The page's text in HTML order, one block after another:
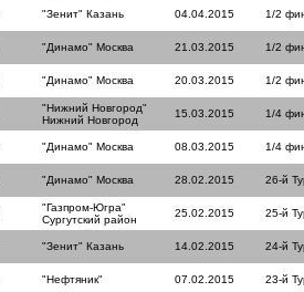
"Зенит" Казань 04.04.2015 1/2
"Динамо" Москва 21.03.2015 1/2
"Динамо" Москва 20.03.2015 1/2
"Нижний Новгород"
Нижний Новгород
15.03.2015 1/4
"Динамо" Москва 08.03.2015 1/4
"Динамо" Москва 28.02.2015 26-й
"Газпром-Югра"
Сургутский район
25.02.2015 25-й
"Зенит" Казань 14.02.2015 24-й
"Нефтяник" 07.02.2015 23-й